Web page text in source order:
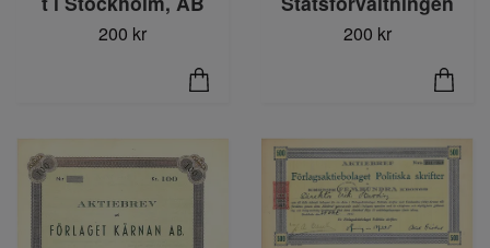
200 kr 200 kr